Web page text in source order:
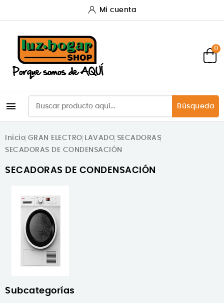
Mi cuenta
0
 Búsqueda
Inicio GRAN ELECTRO LAVADO SECADORAS
SECADORAS DE CONDENSACIÓN
SECADORAS DE CONDENSACIÓN
Subcategorías